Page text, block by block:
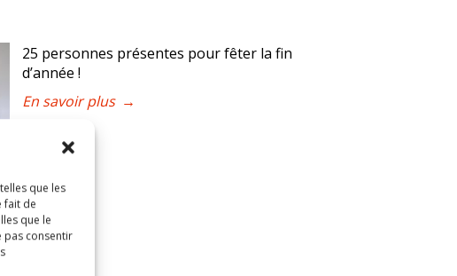
que les
fait de
que le
pas consentir
25 personnes présentes pour fêter la fin
d’année !
En savoir plus →